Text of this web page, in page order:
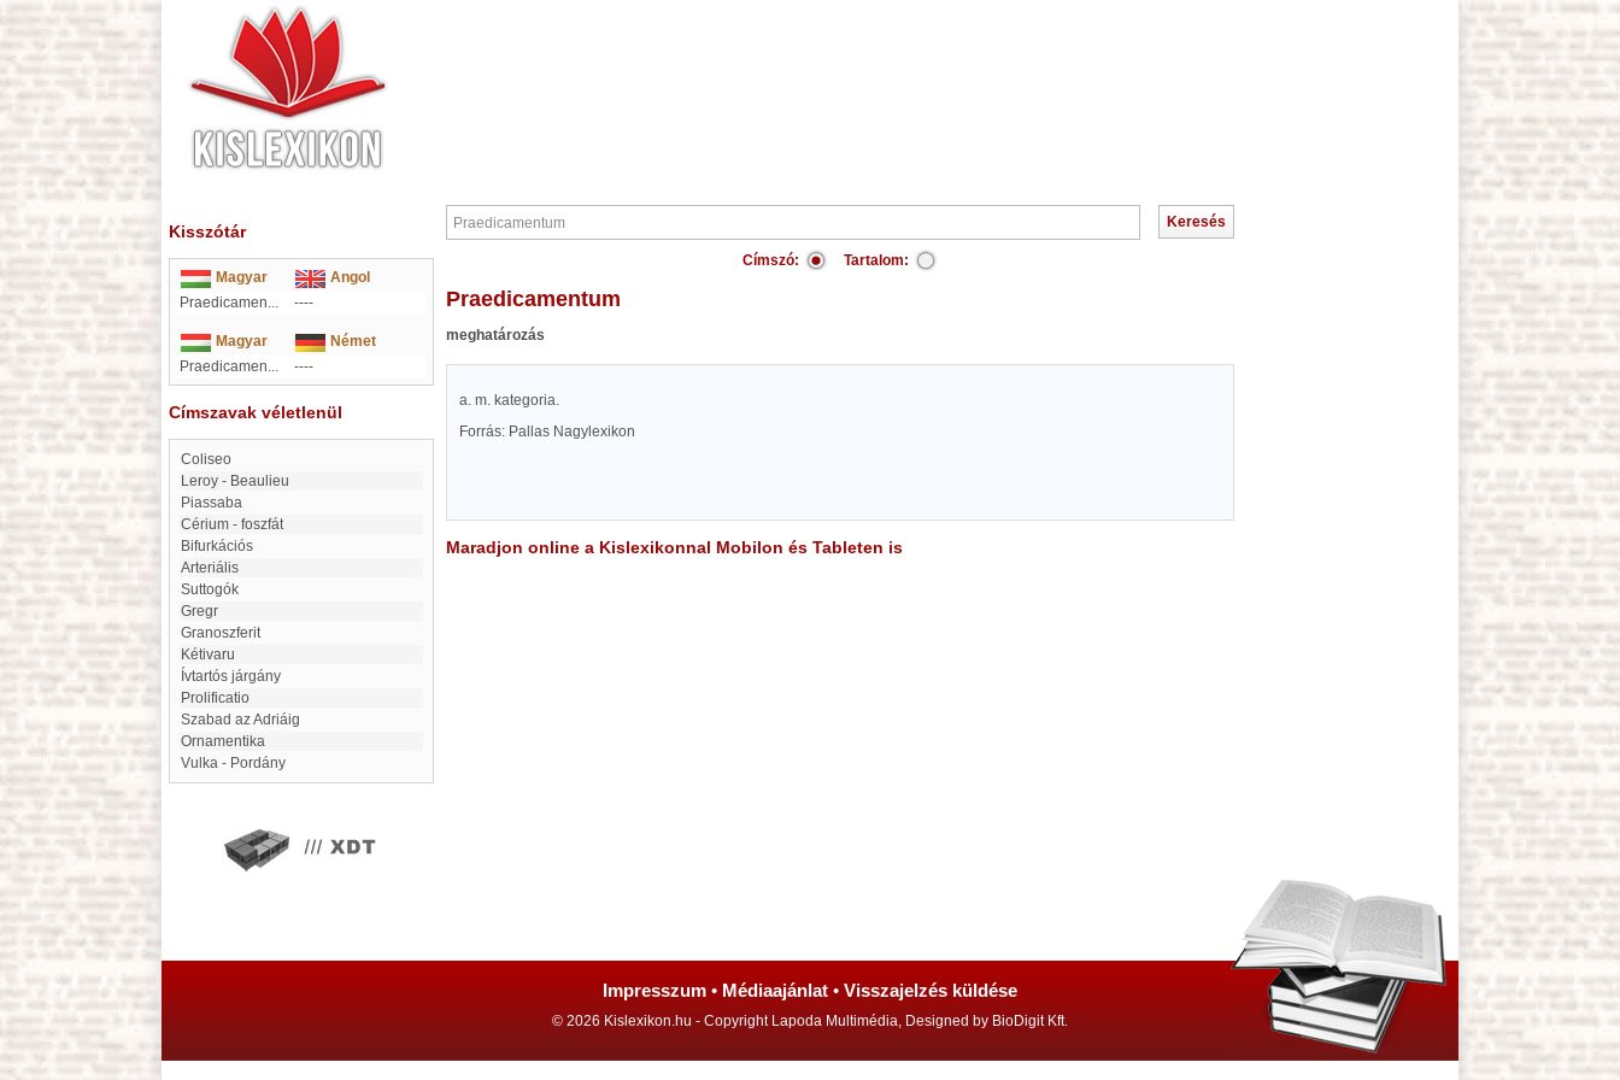
Kisszótár
Magyar
Angol
Praedicamen...
----
Magyar
Német
Praedicamen...
----
Címszavak véletlenül
Coliseo
Leroy - Beaulieu
Piassaba
cérium - foszfát
Bifurkációs
arteriális
Suttogók
Gregr
Granoszferit
Kétivaru
Ívtartós járgány
Prolificatio
Szabad az Adriáig
ornamentika
Vulka - Pordány
Címszó: Tartalom:
Praedicamentum
meghatározás
a. m. kategoria.
Forrás: Pallas Nagylexikon
Maradjon online a Kislexikonnal Mobilon és Tableten is
Impresszum • Médiaajánlat • Visszajelzés küldése
© 2026 Kislexikon.hu - Copyright Lapoda Multimédia, Designed by BioDigit Kft.